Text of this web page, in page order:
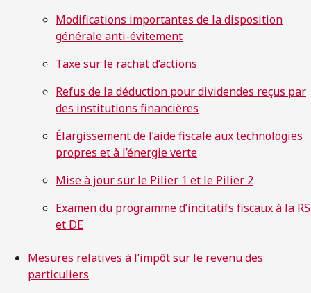
Modifications importantes de la disposition
générale anti-évitement
Taxe sur le rachat d’actions
Refus de la déduction pour dividendes reçus par
des institutions financières
Élargissement de l’aide fiscale aux technologies
propres et à l’énergie verte
Mise à jour sur le Pilier 1 et le Pilier 2
Examen du programme d’incitatifs fiscaux à la RS
et DE
Mesures relatives à l’impôt sur le revenu des
particuliers